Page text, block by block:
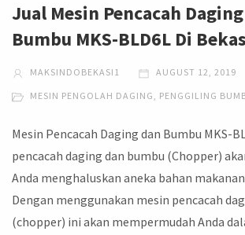
Jual Mesin Pencacah
Bumbu MKS-BLD6L Di
MAKSINDOBEKASI1 AUGUST 12, 2019
MESIN PENGOLAH DAGING, PENGGILING
Mesin Pencacah Daging dan Bumbu MKS-
pencacah daging dan bumbu (Chopper)
Anda menghaluskan aneka bahan
Dengan menggunakan mesin pencacah
(chopper) ini akan mempermudah Anda